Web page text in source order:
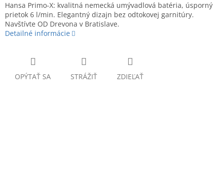
Hansa Primo-X: kvalitná nemecká umývadlová batéria, úsporný
prietok 6 l/min. Elegantný dizajn bez odtokovej garnitúry.
Navštívte OD Drevona v Bratislave.
Detailné informácie
OPÝTAŤ SA STRÁŽIŤ ZDIEĽAŤ